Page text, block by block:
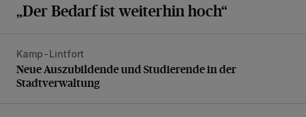
„Der Bedarf ist weiterhin hoch“
Neue Auszubildende und Studierende in der
Kamp-Lintfort
Neue Auszubildende und Studierende in der
Stadtverwaltung